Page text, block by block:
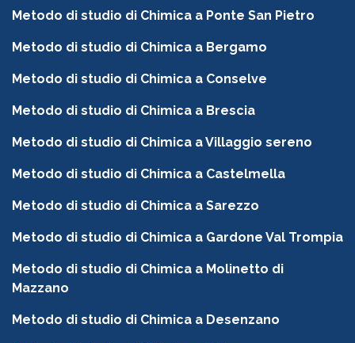
Metodo di studio di Chimica a Ponte San Pietro
Metodo di studio di Chimica a Bergamo
Metodo di studio di Chimica a Conselve
Metodo di studio di Chimica a Brescia
Metodo di studio di Chimica a Villaggio sereno
Metodo di studio di Chimica a Castelmella
Metodo di studio di Chimica a Sarezzo
Metodo di studio di Chimica a Gardone Val Trompia
Metodo di studio di Chimica a Molinetto di
Mazzano
Metodo di studio di Chimica a Desenzano